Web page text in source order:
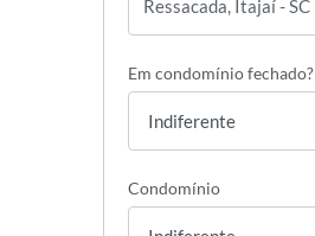
Em condomínio fechado?
Condomínio